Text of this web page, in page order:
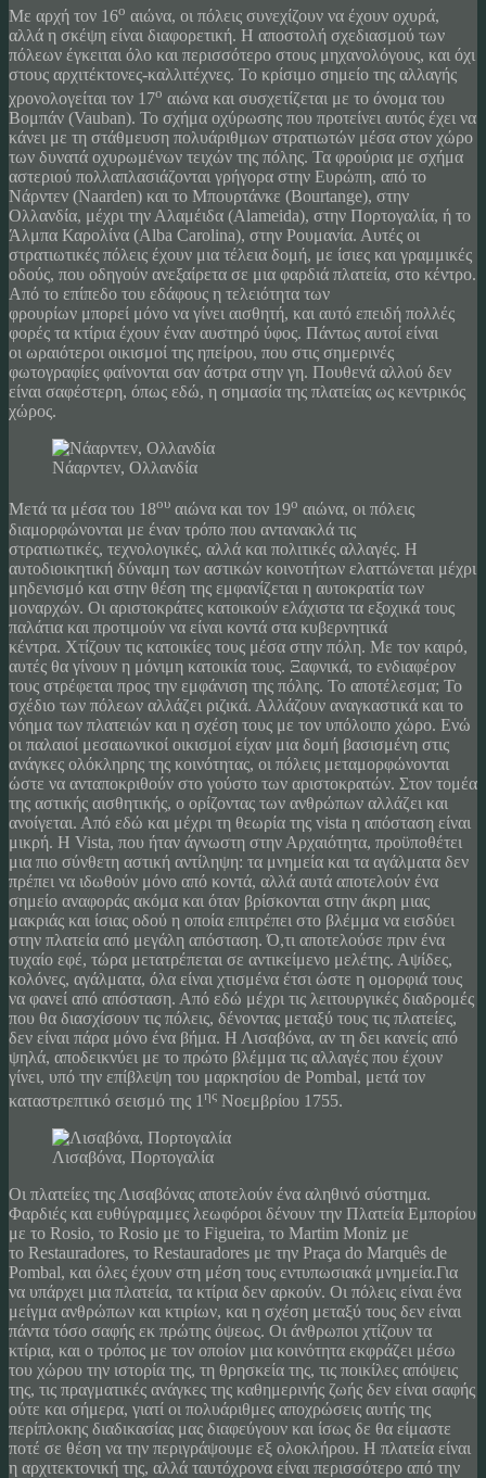
Με αρχή τον 16ο αιώνα, οι πόλεις συνεχίζουν να έχουν οχυρά,
αλλά η σκέψη είναι διαφορετική. Η αποστολή σχεδιασμού των
πόλεων έγκειται όλο και περισσότερο στους μηχανολόγους, και όχι
στους αρχιτέκτονες-καλλιτέχνες. Το κρίσιμο σημείο της αλλαγής
χρονολογείται τον 17ο αιώνα και συσχετίζεται με το όνομα του
Βoμπάν (Vauban). Το σχήμα οχύρωσης που προτείνει αυτός έχει να
κάνει με τη στάθμευση πολυάριθμων στρατιωτών μέσα στον χώρο
των δυνατά οχυρωμένων τειχών της πόλης. Τα φρούρια με σχήμα
αστεριού πολλαπλασιάζονται γρήγορα στην Ευρώπη, από το
Νάρντεν (Naarden) και το Μπουρτάνκε (Bourtange), στην
Ολλανδία, μέχρι την Αλαμέιδα (Alameida), στην Πορτογαλία, ή το
Άλμπα Καρολίνα (Alba Carolina), στην Ρουμανία. Αυτές οι
στρατιωτικές πόλεις έχουν μια τέλεια δομή, με ίσιες και γραμμικές
οδούς, που οδηγούν ανεξαίρετα σε μια φαρδιά πλατεία, στο κέντρο.
Από το επίπεδο του εδάφους η τελειότητα των
φρουρίων μπορεί μόνο να γίνει αισθητή, και αυτό επειδή πολλές
φορές τα κτίρια έχουν έναν αυστηρό ύφος. Πάντως αυτοί είναι
οι ωραιότεροι οικισμοί της ηπείρου, που στις σημερινές
φωτογραφίες φαίνονται σαν άστρα στην γη. Πουθενά αλλού δεν
είναι σαφέστερη, όπως εδώ, η σημασία της πλατείας ως κεντρικός
χώρος.
Νάαρντεν, Ολλανδία
Μετά τα μέσα του 18ου αιώνα και τον 19ο αιώνα, οι πόλεις
διαμορφώνονται με έναν τρόπο που αντανακλά τις
στρατιωτικές, τεχνολογικές, αλλά και πολιτικές αλλαγές. Η
αυτοδιοικητική δύναμη των αστικών κοινοτήτων ελαττώνεται μέχρι
μηδενισμό και στην θέση της εμφανίζεται η αυτοκρατία των
μοναρχών. Οι αριστοκράτες κατοικούν ελάχιστα τα εξοχικά τους
παλάτια και προτιμούν να είναι κοντά στα κυβερνητικά
κέντρα. Χτίζουν τις κατοικίες τους μέσα στην πόλη. Με τον καιρό,
αυτές θα γίνουν η μόνιμη κατοικία τους. Ξαφνικά, το ενδιαφέρον
τους στρέφεται προς την εμφάνιση της πόλης. Το αποτέλεσμα; Το
σχέδιο των πόλεων αλλάζει ριζικά. Αλλάζουν αναγκαστικά και το
νόημα των πλατειών και η σχέση τους με τον υπόλοιπο χώρο. Ενώ
οι παλαιοί μεσαιωνικοί οικισμοί είχαν μια δομή βασισμένη στις
ανάγκες ολόκληρης της κοινότητας, οι πόλεις μεταμορφώνονται
ώστε να ανταποκριθούν στο γούστο των αριστοκρατών. Στον τομέα
της αστικής αισθητικής, ο ορίζοντας των ανθρώπων αλλάζει και
ανοίγεται. Από εδώ και μέχρι τη θεωρία της vista η απόσταση είναι
μικρή. Η Vista, που ήταν άγνωστη στην Αρχαιότητα, προϋποθέτει
μια πιο σύνθετη αστική αντίληψη: τα μνημεία και τα αγάλματα δεν
πρέπει να ιδωθούν μόνο από κοντά, αλλά αυτά αποτελούν ένα
σημείο αναφοράς ακόμα και όταν βρίσκονται στην άκρη μιας
μακριάς και ίσιας οδού η οποία επιτρέπει στο βλέμμα να εισδύει
στην πλατεία από μεγάλη απόσταση. Ό,τι αποτελούσε πριν ένα
τυχαίο εφέ, τώρα μετατρέπεται σε αντικείμενο μελέτης. Αψίδες,
κολόνες, αγάλματα, όλα είναι χτισμένα έτσι ώστε η ομορφιά τους
να φανεί από απόσταση. Από εδώ μέχρι τις λειτουργικές διαδρομές
που θα διασχίσουν τις πόλεις, δένοντας μεταξύ τους τις πλατείες,
δεν είναι πάρα μόνο ένα βήμα. Η Λισαβόνα, αν τη δει κανείς από
ψηλά, αποδεικνύει με το πρώτο βλέμμα τις αλλαγές που έχουν
γίνει, υπό την επίβλεψη του μαρκησίου de Pombal, μετά τον
καταστρεπτικό σεισμό της 1 ης Νοεμβρίου 1755.
Λισαβόνα, Πορτογαλία
Οι πλατείες της Λισαβόνας αποτελούν ένα αληθινό σύστημα.
Φαρδιές και ευθύγραμμες λεωφόροι δένουν την Πλατεία Εμπορίου
με το Rosio, το Rosio με το Figueira, το Martim Moniz με
το Restauradores, το Restauradores με την Praça do Marquês de
Pombal, και όλες έχουν στη μέση τους εντυπωσιακά μνημεία.Για
να υπάρχει μια πλατεία, τα κτίρια δεν αρκούν. Οι πόλεις είναι ένα
μείγμα ανθρώπων και κτιρίων, και η σχέση μεταξύ τους δεν είναι
πάντα τόσο σαφής εκ πρώτης όψεως. Οι άνθρωποι χτίζουν τα
κτίρια, και ο τρόπος με τον οποίον μια κοινότητα εκφράζει μέσω
του χώρου την ιστορία της, τη θρησκεία της, τις ποικίλες απόψεις
της, τις πραγματικές ανάγκες της καθημερινής ζωής δεν είναι σαφής
ούτε και σήμερα, γιατί οι πολυάριθμες αποχρώσεις αυτής της
περίπλοκης διαδικασίας μας διαφεύγουν και ίσως δε θα είμαστε
ποτέ σε θέση να την περιγράψουμε εξ ολοκλήρου. Η πλατεία είναι
η αρχιτεκτονική της, αλλά ταυτόχρονα είναι περισσότερο από την